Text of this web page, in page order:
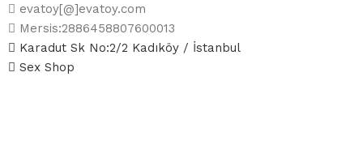
evatoy[@]evatoy.com
Mersis:2886458807600013
Karadut Sk No:2/2 Kadıköy / İstanbul
Sex Shop